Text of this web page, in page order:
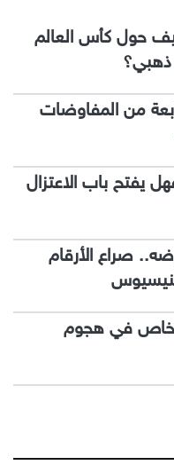
كيف حول كأس العالم
ذهبي؟
من المفاوضات
يفتح باب الاعتزال
صراع الأرقام
مقتل 5 أشخاص في هجوم